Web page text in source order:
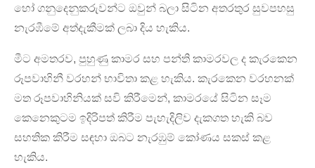
හෝ ගනුදෙනුකරුවන්ට ඔවුන් බලා සිටින අතරතුර සුවපහසු
නැරඹීමේ අත්දැකීමක් ලබා දිය හැකිය.
මීට අමතරව, පුහුණු කාමර සහ පන්ති කාමරවල ද කැරකෙන
රූපවාහිනී වරහන් භාවිතා කළ හැකිය. කැරකෙන වරහනක්
මත රූපවාහිනියක් සවි කිරීමෙන්, කාමරයේ සිටින සෑම
කෙනෙකුටම ඉදිරිපත් කිරීම පැහැදිලිව දැකගත හැකි බව
සහතික කිරීම සඳහා ඔබට නැරඹුම් කෝණය සකස් කළ
හැකිය.